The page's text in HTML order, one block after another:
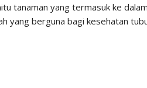
tanaman yang termasuk ke
yang berguna bagi kesehatan